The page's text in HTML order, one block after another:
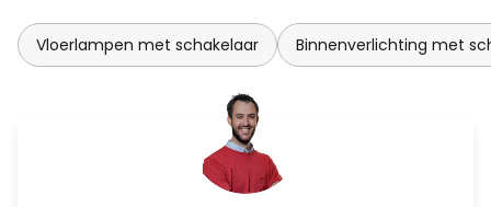
Vloerlampen met schakelaar Binnenverlichting met